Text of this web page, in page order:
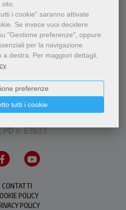
i cookie" saranno attivate
Se invece vuoi decidere
"Gestione preferenze", oppure
per la navigazione
a destra. Per maggiori dettagli,
.
tutti i cookie
preferenzedi S. Antonio Editrice
11 - 35123 Padova - P.IVA
PD n. 63633
CONTATTI
POLICY
POLICY